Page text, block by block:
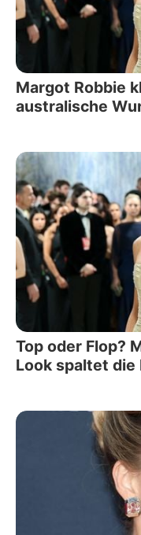
Margot Robbie
australische
Top oder Flop?
Look spaltet die